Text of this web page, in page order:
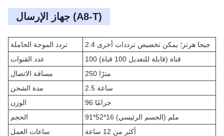
جهاز الإرسال (A8-T)
تردد الموجة الحاملة
2.4 جيجا هرتز؛ يمكن تخصيص ترددات أخرى
عدد القنوات
100 قناة (قابلة للتعديل 100 قناة)
مسافة الاتصال
250 مترًا
مدة الشحن
2.5 ساعة
الوزن
96 جرامًا
الحجم
91*52*16 ملم (الجسم الرئيسي)
ساعات العمل
أكثر من 12 ساعة